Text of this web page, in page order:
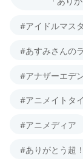
#アイドルマス
#あすみさんの
#アナザーエデ
#アニメイトタ
#アニメディア
#ありがとう超